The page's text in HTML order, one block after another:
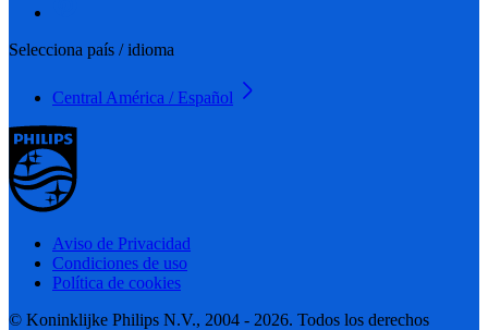
Selecciona país / idioma
Central América / Español
Aviso de Privacidad
Condiciones de uso
Política de cookies
© Koninklijke Philips N.V., 2004 - 2026. Todos los derechos